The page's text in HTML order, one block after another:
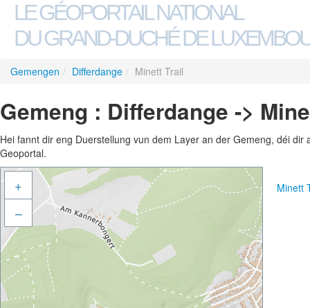
LE GÉOPORTAIL NATIONAL
DU GRAND-DUCHÉ DE
Gemengen / Differdange / Minett Trail
Gemeng : Differdange ->
Hei fannt dir eng Duerstellung vun dem Layer an der Gemeng, déi
Geoportal.
+
–
Minett